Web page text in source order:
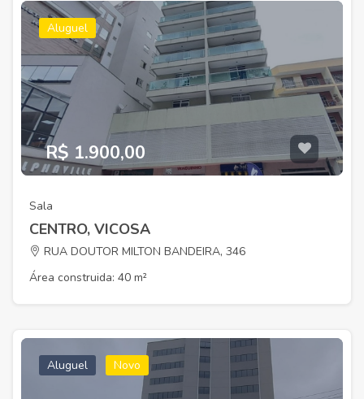
Aluguel
R$ 1.900,00
Sala
CENTRO, VICOSA
RUA DOUTOR MILTON BANDEIRA, 346
Área construida: 40 m²
Aluguel Novo